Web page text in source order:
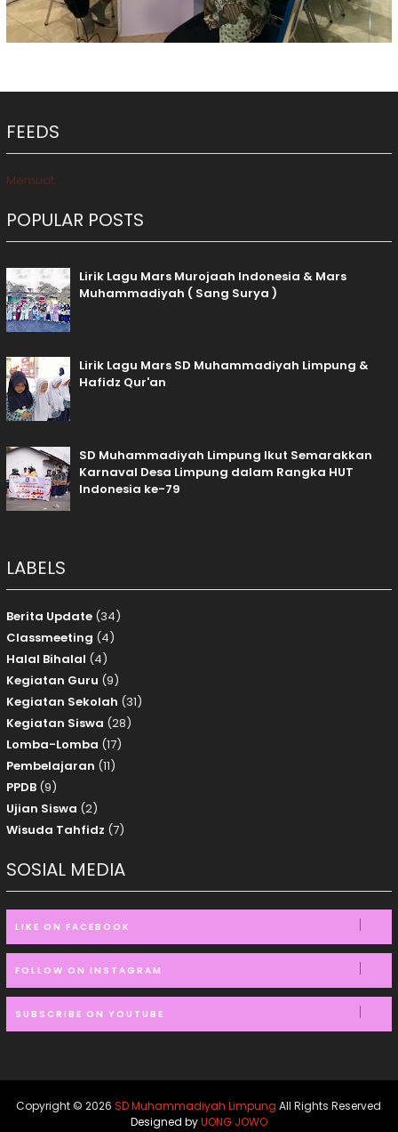
FEEDS
Memuat...
POPULAR POSTS
Lirik Lagu Mars Murojaah Indonesia & Mars
Muhammadiyah ( Sang Surya )
Lirik Lagu Mars SD Muhammadiyah Limpung &
Hafidz Qur'an
SD Muhammadiyah Limpung Ikut Semarakkan
Karnaval Desa Limpung dalam Rangka HUT
Indonesia ke-79
LABELS
Berita Update (34)
Classmeeting (4)
Halal Bihalal (4)
Kegiatan Guru (9)
Kegiatan Sekolah (31)
Kegiatan Siswa (28)
Lomba-Lomba (17)
Pembelajaran (11)
PPDB (9)
Ujian Siswa (2)
Wisuda Tahfidz (7)
SOSIAL MEDIA
LIKE ON FACEBOOK
FOLLOW ON INSTAGRAM
SUBSCRIBE ON YOUTUBE
Copyright ©2026SD Muhammadiyah Limpung All Rights Reserved
Designed byUONG JOWO